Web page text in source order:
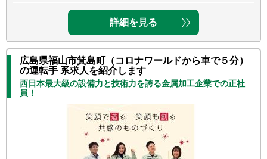
詳細を見る
広島県福山市箕島町（コロナワールドから車で５分）
の運転手 系求人を紹介します
西日本最大級の設備力と技術力を誇る金属加工企業での正社
員！